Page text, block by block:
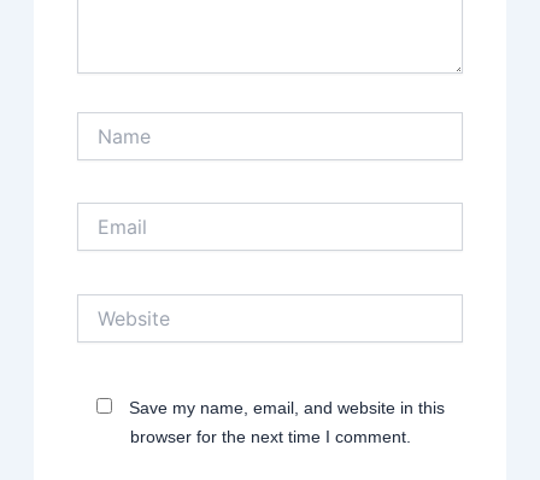
Save my name, email, and website in this
browser for the next time I comment.